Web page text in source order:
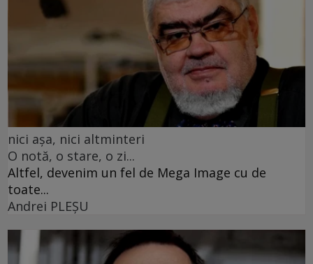
nici așa, nici altminteri
O notă, o stare, o zi...
Altfel, devenim un fel de Mega Image cu de
toate...
Andrei PLEŞU